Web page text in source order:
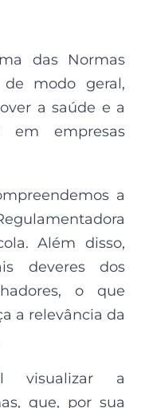
das Normas
de modo geral,
a saúde e a
em empresas
a
Além disso,
deveres dos
o que
a relevância da
visualizar a
que, por sua